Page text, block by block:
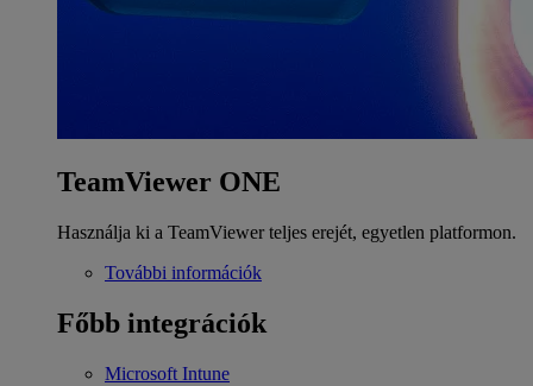
TeamViewer ONE
Használja ki a TeamViewer teljes erejét, egyetlen platformon.
További információk
Főbb integrációk
Microsoft Intune